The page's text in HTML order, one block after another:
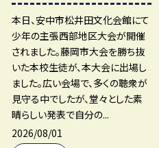
本日、安中市松井田文化会館にて
少年の主張西部地区大会が開催
されました。藤岡市大会を勝ち抜
いた本校生徒が、本大会に出場し
ました。広い会場で、多くの聴衆が
見守る中でしたが、堂々とした素
晴らしい発表で自分の...
2026/08/01